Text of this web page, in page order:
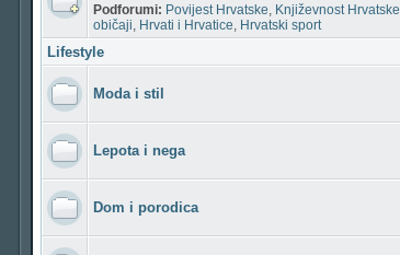
Podforumi: Povijest Hrvatske, Književnost Hrvatske
običaji, Hrvati i Hrvatice, Hrvatski sport
Lifestyle
Moda i stil
Lepota i nega
Dom i porodica